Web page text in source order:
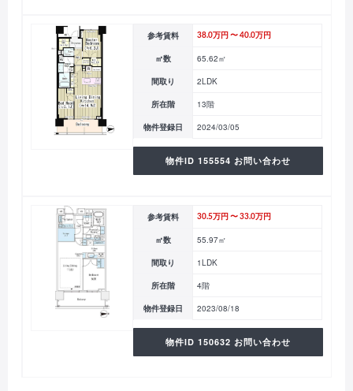
参考賃料 38.0万円 〜 40.0万円
㎡数 65.62㎡
間取り 2LDK
所在階 13階
物件登録日 2024/03/05
物件ID 155554 お問い合わせ
参考賃料 30.5万円 〜 33.0万円
㎡数 55.97㎡
間取り 1LDK
所在階 4階
物件登録日 2023/08/18
物件ID 150632 お問い合わせ